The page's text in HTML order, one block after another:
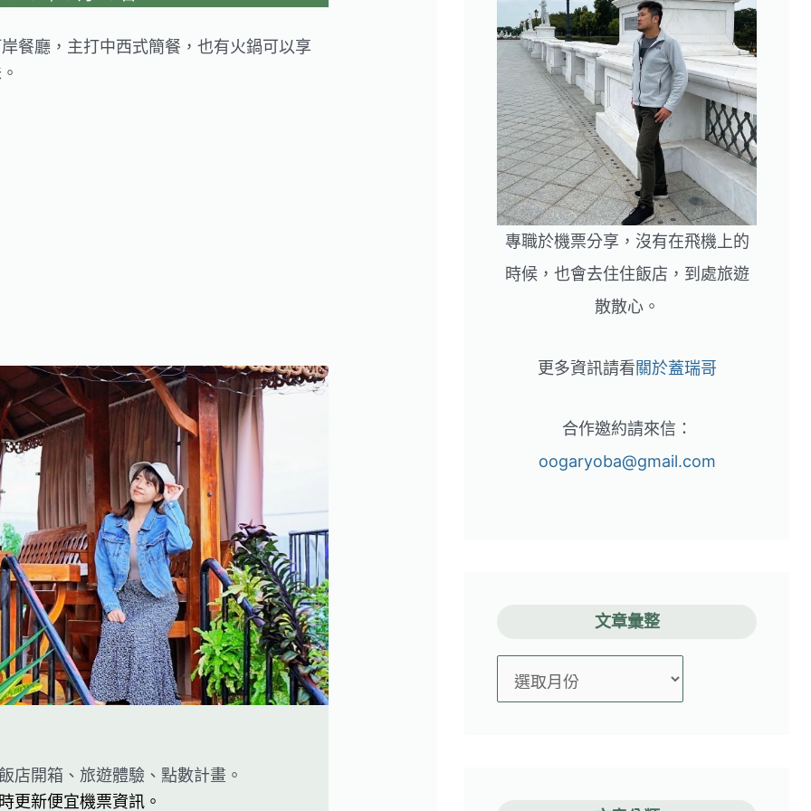
餐廳，主打中西式簡餐，也有火鍋可以享
店開箱、旅遊體驗、點數計畫。
更新便宜機票資訊。
專職於機票分享，沒有在飛機上的
時候，也會去住住飯店，到處旅遊
散散心。
更多資訊請看關於蓋瑞哥
合作邀約請來信：
oogaryoba@gmail.com
文章彙整
章